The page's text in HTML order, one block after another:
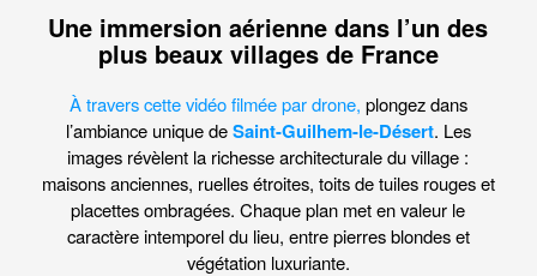
Une immersion aérienne dans l’un des
plus beaux villages de France
À travers cette vidéo filmée par drone, plongez dans
l’ambiance unique deSaint-Guilhem-le-Désert. Les
images révèlent la richesse architecturale du village :
maisons anciennes, ruelles étroites, toits de tuiles rouges et
placettes ombragées. Chaque plan met en valeur le
caractère intemporel du lieu, entre pierres blondes et
végétation luxuriante.